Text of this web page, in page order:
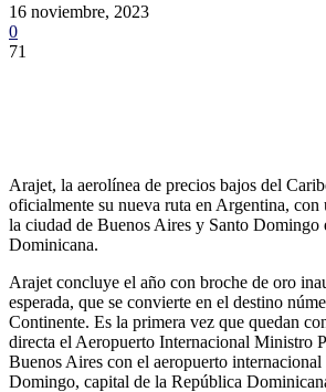
16 noviembre, 2023
0
71
Arajet, la aerolínea de precios bajos del
oficialmente su nueva ruta en Argentina,
la ciudad de Buenos Aires y Santo Domingo
Dominicana.
Arajet concluye el año con broche de oro
esperada, que se convierte en el destino
Continente. Es la primera vez que quedan
directa el Aeropuerto Internacional Ministro
Buenos Aires con el aeropuerto
Domingo, capital de la República